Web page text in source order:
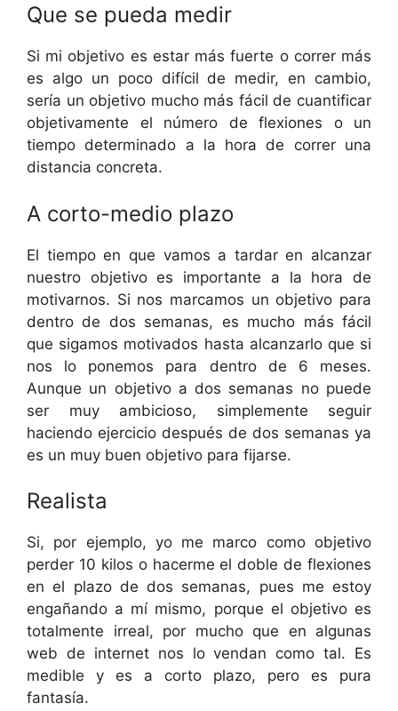
Que se pueda medir
Si mi objetivo es estar más fuerte o correr más
es algo un poco difícil de medir, en cambio,
sería un objetivo mucho más fácil de cuantificar
objetivamente el número de flexiones o un
tiempo determinado a la hora de correr una
distancia concreta.
A corto-medio plazo
El tiempo en que vamos a tardar en alcanzar
nuestro objetivo es importante a la hora de
motivarnos. Si nos marcamos un objetivo para
dentro de dos semanas, es mucho más fácil
que sigamos motivados hasta alcanzarlo que si
nos lo ponemos para dentro de 6 meses.
Aunque un objetivo a dos semanas no puede
ser muy ambicioso, simplemente seguir
haciendo ejercicio después de dos semanas ya
es un muy buen objetivo para fijarse.
Realista
Si, por ejemplo, yo me marco como objetivo
perder 10 kilos o hacerme el doble de flexiones
en el plazo de dos semanas, pues me estoy
engañando a mí mismo, porque el objetivo es
totalmente irreal, por mucho que en algunas
web de internet nos lo vendan como tal. Es
medible y es a corto plazo, pero es pura
fantasía.